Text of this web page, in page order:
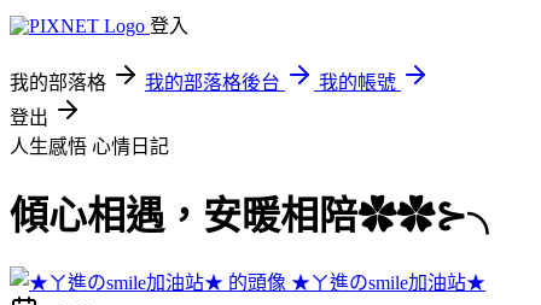
登入
我的部落格 我的部落格後台
我的帳號
登出
人生感悟 心情日記
傾心相遇，安暖相陪✿✿⊱╮
★ㄚ進のsmile加油站★